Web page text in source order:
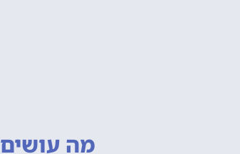
מה עושים